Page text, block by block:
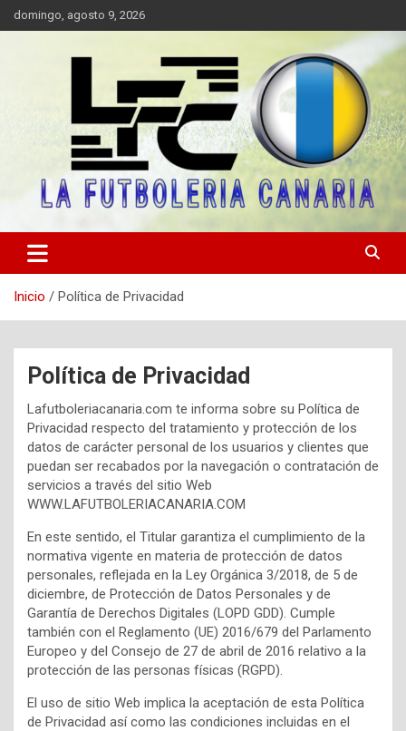
Saltar
al
domingo, agosto 9, 2026
LA FUTBOLERIA CANARIA
play.
Inicio Política de Privacidad
Política de Privacidad
Lafutboleriacanaria.com te informa sobre su Política de
Privacidad respecto del tratamiento y protección de los
datos de carácter personal de los usuarios y clientes que
puedan ser recabados por la navegación o contratación de
servicios a través del sitio Web
WWW.LAFUTBOLERIACANARIA.COM
En este sentido, el Titular garantiza el cumplimiento de la
normativa vigente en materia de protección de datos
personales, reflejada en la Ley Orgánica 3/2018, de 5 de
diciembre, de Protección de Datos Personales y de
Garantía de Derechos Digitales (LOPD GDD). Cumple
también con el Reglamento (UE) 2016/679 del Parlamento
Europeo y del Consejo de 27 de abril de 2016 relativo a la
protección de las personas físicas (RGPD).
El uso de sitio Web implica la aceptación de esta Política
de Privacidad así como las condiciones incluidas en el